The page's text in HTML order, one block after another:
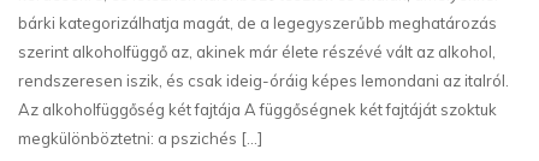
bárki kategorizálhatja magát, de a legegyszerűbb meghatározás
szerint alkoholfüggő az, akinek már élete részévé vált az alkohol,
rendszeresen iszik, és csak ideig-óráig képes lemondani az italról.
Az alkoholfüggőség két fajtája A függőségnek két fajtáját szoktuk
megkülönböztetni: a pszichés [...]